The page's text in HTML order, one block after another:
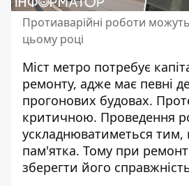
Протиаварійні роботи
цьому році
Міст метро потребує
ремонту, адже має певні
прогонових будовах.
критичною. Проведення
ускладнюватиметься тим,
пам'ятка. Тому при
зберегти його